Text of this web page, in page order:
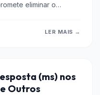
eliminar o
LER MAIS →
(ms) nos
e Outros